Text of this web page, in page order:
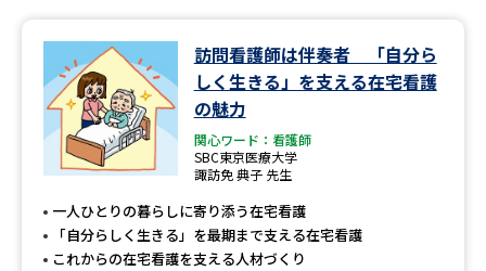
訪問看護師は伴奏者 「自分ら
しく生きる」を支える在宅看護
の魅力
関心ワード：看護師
SBC東京医療大学
諏訪免 典子 先生
一人ひとりの暮らしに寄り添う在宅看護
「自分らしく生きる」を最期まで支える在宅看護
これからの在宅看護を支える人材づくり